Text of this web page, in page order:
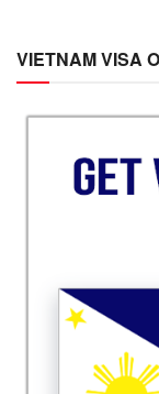
VIETNAM VISA